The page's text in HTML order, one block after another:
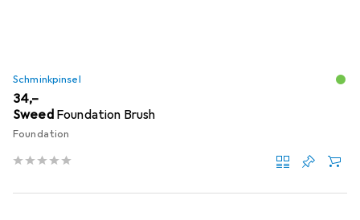
Schminkpinsel
EUR
34,–
Sweed Foundation Brush
Foundation